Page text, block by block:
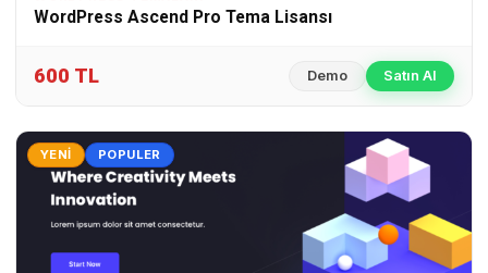
WordPress Ascend Pro Tema Lisansı
600 TL Demo Satın Al
YENI POPULER